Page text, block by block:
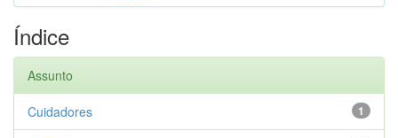
Índice
Assunto
1
Cuidadores